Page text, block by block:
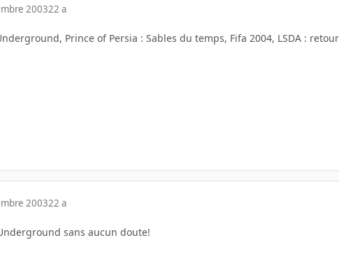
200322 a
Prince of Persia : Sables du temps, Fifa 2004, LSDA :
200322 a
sans aucun doute!